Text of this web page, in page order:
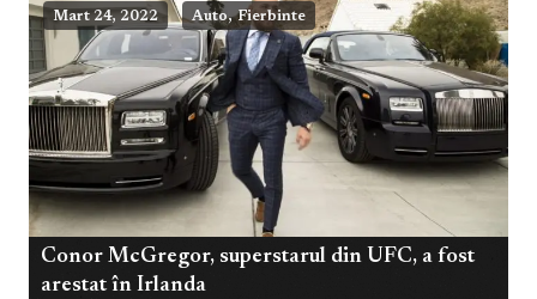
Mart 24, 2022 Auto,Fierbinte
Conor McGregor, superstarul din UFC, a fost
arestat în Irlanda